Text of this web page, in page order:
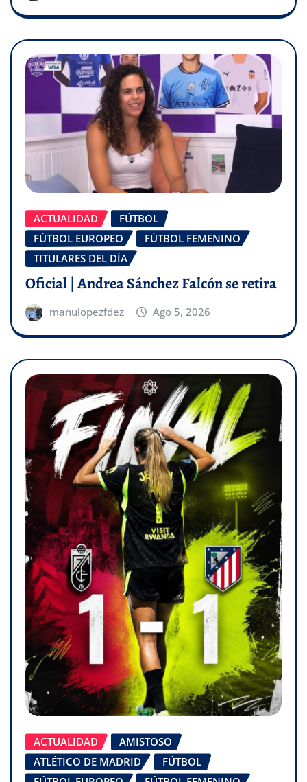
ACTUALIDAD
FÚTBOL
FÚTBOL EUROPEO
FÚTBOL FEMENINO
TITULARES DEL DÍA
Oficial | Andrea Sánchez Falcón se retira
manulopezfdez Ago 5, 2026
ACTUALIDAD
AMISTOSO
ATLÉTICO DE MADRID
FÚTBOL